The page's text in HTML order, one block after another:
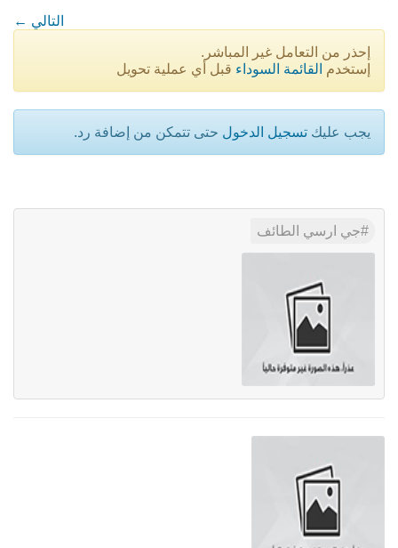
← التالي
إحذر من التعامل غير المباشر.
إستخدم القائمة السوداء قبل أي عملية تحويل
يجب عليك تسجيل الدخول حتى تتمكن من إضافة رد.
جي ارسي الطائف